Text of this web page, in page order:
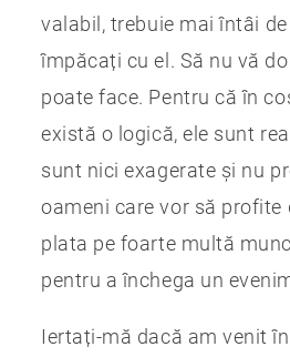
valabil, trebuie mai întâi
împăcați cu el. Să nu vă
poate face. Pentru că în
există o logică, ele sunt
sunt nici exagerate și nu
oameni care vor să profite
plata pe foarte multă
pentru a închega un
Iertați-mă dacă am venit